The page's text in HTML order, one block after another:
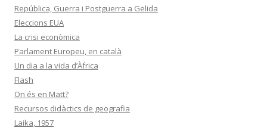
República, Guerra i Postguerra a Gelida
Eleccions EUA
La crisi econòmica
Parlament Europeu, en català
Un dia a la vida d’Àfrica
Flash
On és en Matt?
Recursos didàctics de geografia
Laika, 1957